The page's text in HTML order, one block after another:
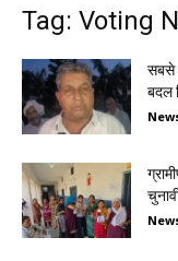
Tag: Voting
सबसे
बदल